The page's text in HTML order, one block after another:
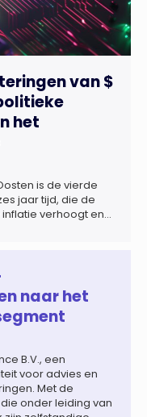
van $
het
is de vierde
jaar tijd, die de
verhoogt en
tot 1,3% in reële
naar het
B.V., een
voor advies en
Met de
onder leiding van